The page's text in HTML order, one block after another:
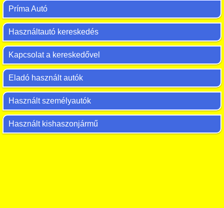
Príma Autó
Használtautó kereskedés
Kapcsolat a kereskedővel
Eladó használt autók
Használt személyautók
Használt kishaszonjármű